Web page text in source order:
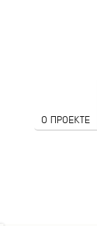
О ПРОЕКТЕ